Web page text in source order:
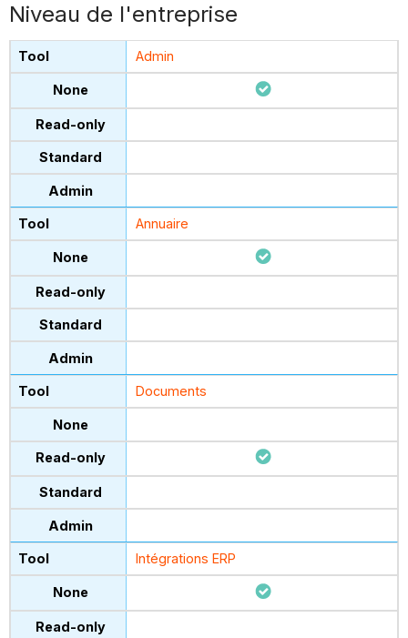
Niveau de l'entreprise
Admin
Annuaire
Documents
Intégrations ERP